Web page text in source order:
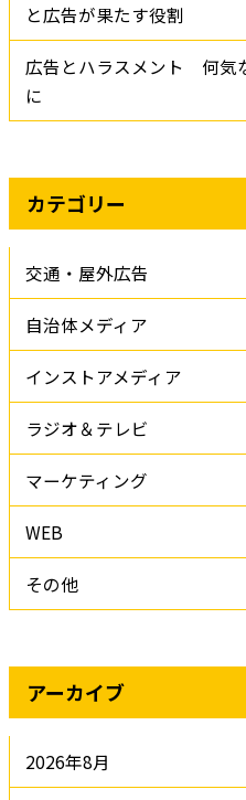
と広告が果たす役割
広告とハラスメント 何気
に
カテゴリー
交通・屋外広告
自治体メディア
インストアメディア
ラジオ＆テレビ
マーケティング
WEB
その他
アーカイブ
2026年8月